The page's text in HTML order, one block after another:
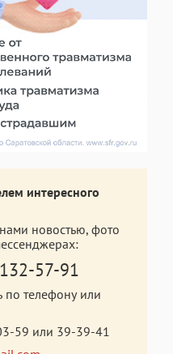
интересного
новостью, фото
57-91
по телефону или
59 или 39-39-41